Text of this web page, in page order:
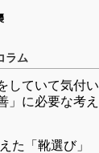
ラム
していて気付い
」に必要な考え
た「靴選び」